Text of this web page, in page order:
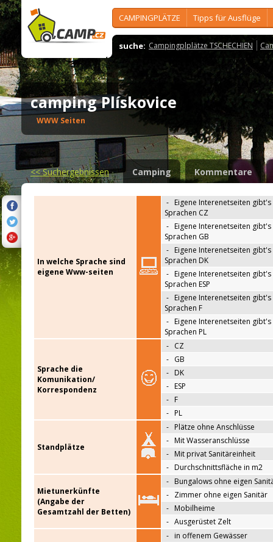
CAMPINGPLÄTZE Tipps für Ausflüge
suche: Campingplplätze TSCHECHIEN
camping Plískovice
WWW Seiten
<<Suchergebnissen Camping Kommentare
In welche Sprache sind
eigene Www-seiten
- Eigene Interenetseiten gibt's
Sprachen CZ
- Eigene Interenetseiten gibt's
Sprachen GB
- Eigene Interenetseiten gibt's
Sprachen DK
- Eigene Interenetseiten gibt's
Sprachen ESP
- Eigene Interenetseiten gibt's
Sprachen F
- Eigene Interenetseiten gibt's
Sprachen PL
Sprache die
Komunikation/
Korrespondenz
- CZ
- GB
- DK
- ESP
- F
- PL
Standplätze
- Plätze ohne Anschlüsse
- Mit Wasseranschlüsse
- Mit privat Sanitäreinheit
- Durchschnittsfläche in m2
Mietunerkünfte
(Angabe der
Gesamtzahl der Betten)
- Bungalows ohne eigen
- Zimmer ohne eigen Sanitär
- Mobilheime
- Ausgerüstet Zelt
- in offenem Gewässer